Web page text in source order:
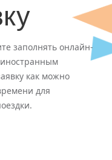
заполнять онлайн-
иностранным
как можно
для